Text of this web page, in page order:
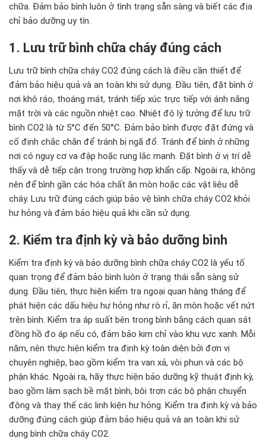
chữa. Đảm bảo bình luôn ở tình trạng sẵn sàng và biết các địa
chỉ bảo dưỡng uy tín.
1. Lưu trữ bình chữa cháy đúng cách
Lưu trữ bình chữa cháy CO2 đúng cách là điều cần thiết để
đảm bảo hiệu quả và an toàn khi sử dụng. Đầu tiên, đặt bình ở
nơi khô ráo, thoáng mát, tránh tiếp xúc trực tiếp với ánh nắng
mặt trời và các nguồn nhiệt cao. Nhiệt độ lý tưởng để lưu trữ
bình CO2 là từ 5°C đến 50°C. Đảm bảo bình được đặt đứng và
cố định chắc chắn để tránh bị ngã đổ. Tránh để bình ở những
nơi có nguy cơ va đập hoặc rung lắc mạnh. Đặt bình ở vị trí dễ
thấy và dễ tiếp cận trong trường hợp khẩn cấp. Ngoài ra, không
nên để bình gần các hóa chất ăn mòn hoặc các vật liệu dễ
cháy. Lưu trữ đúng cách giúp bảo vệ bình chữa cháy CO2 khỏi
hư hỏng và đảm bảo hiệu quả khi cần sử dụng.
2. Kiểm tra định kỳ và bảo dưỡng bình
Kiểm tra định kỳ và bảo dưỡng bình chữa cháy CO2 là yếu tố
quan trọng để đảm bảo bình luôn ở trạng thái sẵn sàng sử
dụng. Đầu tiên, thực hiện kiểm tra ngoại quan hàng tháng để
phát hiện các dấu hiệu hư hỏng như rò rỉ, ăn mòn hoặc vết nứt
trên bình. Kiểm tra áp suất bên trong bình bằng cách quan sát
đồng hồ đo áp nếu có, đảm bảo kim chỉ vào khu vực xanh. Mỗi
năm, nên thực hiện kiểm tra định kỳ toàn diện bởi đơn vị
chuyên nghiệp, bao gồm kiểm tra van xả, vòi phun và các bộ
phận khác. Ngoài ra, hãy thực hiện bảo dưỡng kỹ thuật định kỳ,
bao gồm làm sạch bề mặt bình, bôi trơn các bộ phận chuyển
động và thay thế các linh kiện hư hỏng. Kiểm tra định kỳ và bảo
dưỡng đúng cách giúp đảm bảo hiệu quả và an toàn khi sử
dụng bình chữa cháy CO2.